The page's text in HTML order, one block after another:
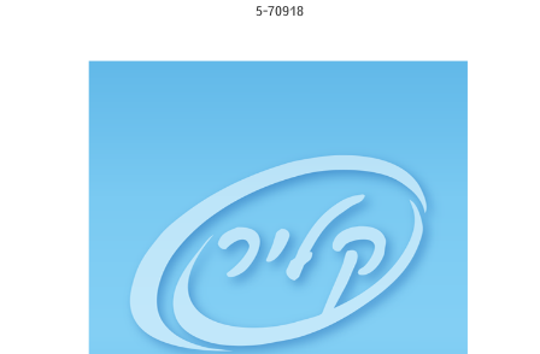
5-70918